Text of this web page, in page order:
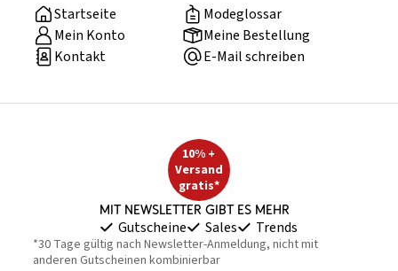
Startseite
Modeglossar
Mein Konto
Meine Bestellung
Kontakt
E-Mail schreiben
10% +
Versand
gratis*
Mit Newsletter gibt es mehr
Gutscheine Sales Trends
*30 Tage gültig nach Newsletter-Anmeldung, nicht mit
anderen Gutscheinen kombinierbar